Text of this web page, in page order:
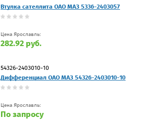
Втулка сателлита ОАО МАЗ 5336-2403057
Цена Ярославль:
282.92 руб.
54326-2403010-10
Дифференциал ОАО МАЗ 54326-2403010-10
Цена Ярославль:
По запросу